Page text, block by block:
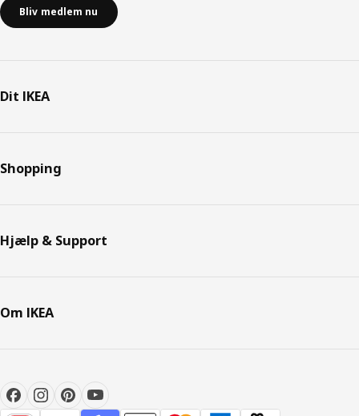
Bliv medlem nu
Dit IKEA
Shopping
Hjælp & Support
Om IKEA